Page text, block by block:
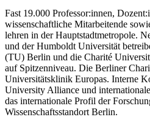
Fast 19.000 Professor:innen,
wissenschaftliche Mitarbeitende
lehren in der Hauptstadtmetropole.
und der Humboldt Universität
(TU) Berlin und die Charité
auf Spitzenniveau. Die Berliner
Universitätsklinik Europas. Interne
University Alliance und
das internationale Profil der
Wissenschaftsstandort Berlin.